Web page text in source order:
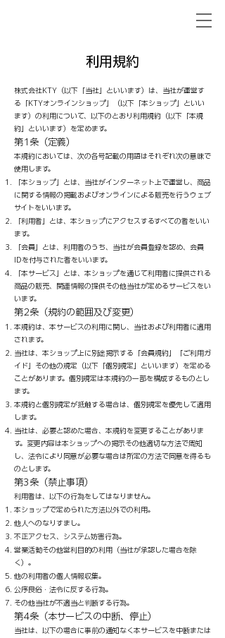
利用規約
株式会社KTY（以下「当社」といいます）は、当社が運営す
る「KTYオンラインショップ」（以下「本ショップ」といい
ます）の利用について、以下のとおり利用規約（以下「本規
約」といいます）を定めます。
​第1条（定義）
本規約においては、次の各号記載の用語はそれぞれ次の意味で
使用します。
「本ショップ」とは、当社がインターネット上で運営し、商品
に関する情報の掲載およびオンラインによる販売を行うウェブ
サイトをいいます。
「利用者」とは、本ショップにアクセスするすべての者をいい
ます。
「会員」とは、利用者のうち、当社が会員登録を認め、会員
IDを付与された者をいいます。
「本サービス」とは、本ショップを通じて利用者に提供される
商品の販売、関連情報の提供その他当社が定めるサービスをい
います。
第2条（規約の範囲及び変更）
本規約は、本サービスの利用に関し、当社および利用者に適用
されます。
当社は、本ショップ上に別途掲示する「会員規約」「ご利用ガ
イド」その他の規定（以下「個別規定」といいます）を定める
ことがあります。個別規定は本規約の一部を構成するものとし
ます。
本規約と個別規定が抵触する場合は、個別規定を優先して適用
します。
当社は、必要と認めた場合、本規約を変更することがありま
す。変更内容は本ショップへの掲示その他適切な方法で周知
し、法令により同意が必要な場合は所定の方法で同意を得るも
のとします。
​第3条（禁止事項）
利用者は、以下の行為をしてはなりません。
本ショップで定められた方法以外での利用。
他人へのなりすまし。
不正アクセス、システム妨害行為。
営業活動その他営利目的の利用（当社が承認した場合を除
く）。
他の利用者の個人情報収集。
公序良俗・法令に反する行為。
その他当社が不適当と判断する行為。
第4条（本サービスの中断、停止）
当社は、以下の場合に事前の通知なく本サービスを中断または